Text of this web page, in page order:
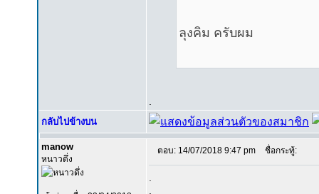
ลุงคิม ครับผม
กลับไปข้างบน
manow
หนาวดึ่ง
ตอบ: 14/07/2018 9:47 pm ชื่อกระทู้: